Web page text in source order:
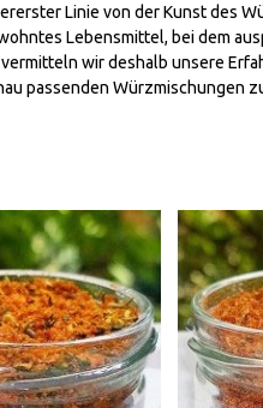
Linie von der Kunst des
Lebensmittel, bei dem
wir deshalb unsere
passenden Würzmischungen